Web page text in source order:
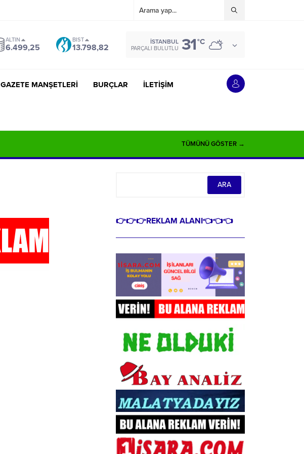
ALTIN
6.499,25
BIST
13.798,82
İSTANBUL
PARÇALI BULUTLU 31°C
GAZETE MANŞETLERİ BURÇLAR İLETİŞİM
TÜMÜNÜ GÖSTER →
👉👉👉REKLAM ALANI👈👈👈